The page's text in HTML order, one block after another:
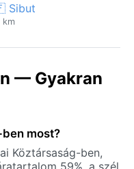
Sibut
km
— Gyakran
most?
Köztársaság-ben,
59%, a szél